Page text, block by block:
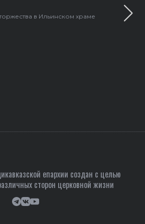
в Ильинском храме
епархии создан c целью
сторон церковной жизни